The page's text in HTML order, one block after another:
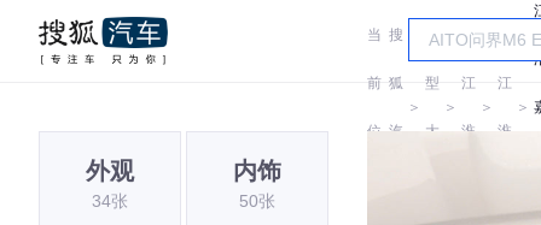
当
前
位
搜
狐
汽
＞
车
型
大
＞
江
淮
＞
江
淮
＞
外观
34张
内饰
50张